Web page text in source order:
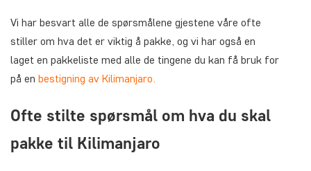
Vi har besvart alle de spørsmålene gjestene våre ofte
stiller om hva det er viktig å pakke, og vi har også en
laget en pakkeliste med alle de tingene du kan få bruk for
på en bestigning av Kilimanjaro.
Ofte stilte spørsmål om hva du skal
pakke til Kilimanjaro